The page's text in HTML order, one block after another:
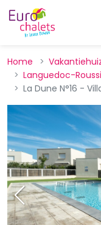
Home
Languedoc-
La Dune N°16 -